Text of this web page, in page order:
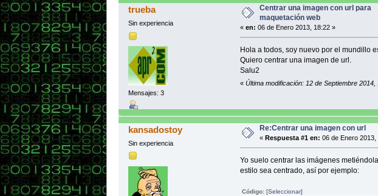
trueba
Sin experiencia
Mensajes: 3
Centrar una imagen con url para
maquetación web
« en: 06 de Enero 2013, 18:22 »
Hola a todos, soy nuevo por el mundillo
Quiero centrar una imagen de url.
Salu2
« Última modificación: 12 de Septiembre
kansadostoy
Sin experiencia
Re:Centrar una imagen con url
« Respuesta #1 en: 06 de Enero 2013,
Yo suelo centrar las imágenes
estilo sea centrado, así por ejemplo:
Código: [Seleccionar]